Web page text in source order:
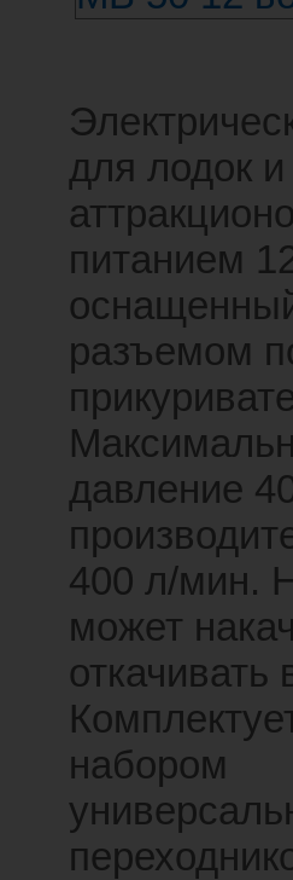
для лодок
питанием
разъемом
давление
400 л/мин.
может
откачивать
набором